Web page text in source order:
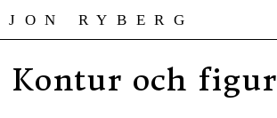
JON RYBERG
Kontur och figur